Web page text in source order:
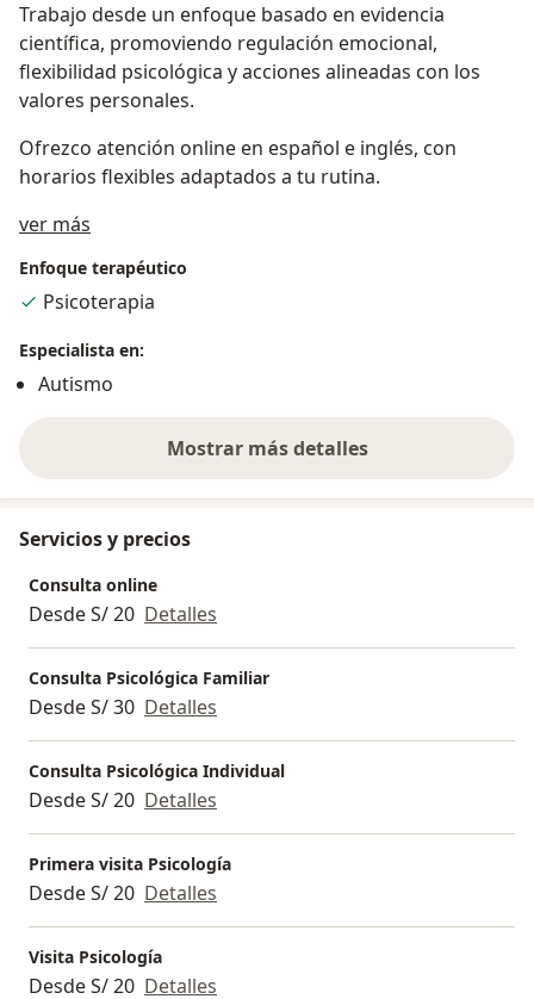
Trabajo desde un enfoque basado en evidencia
científica, promoviendo regulación emocional,
flexibilidad psicológica y acciones alineadas con los
valores personales.
Ofrezco atención online en español e inglés, con
horarios flexibles adaptados a tu rutina.
ver más
Enfoque terapéutico
Psicoterapia
Especialista en:
Autismo
Mostrar más detalles
sobre la experiencia
Servicios y precios
Consulta online
Desde S/ 20 Detalles
Consulta Psicológica Familiar
Desde S/ 30 Detalles
Consulta Psicológica Individual
Desde S/ 20 Detalles
Primera visita Psicología
Desde S/ 20 Detalles
Visita Psicología
Desde S/ 20 Detalles